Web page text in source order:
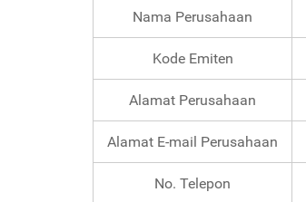
Nama Perusahaan
Kode Emiten
Alamat Perusahaan
Alamat E-mail Perusahaan
No. Telepon